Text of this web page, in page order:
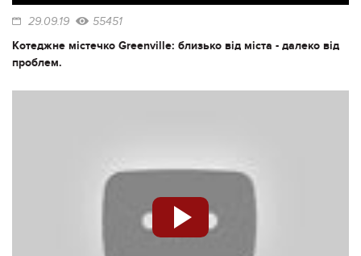
29.09.19 55451
Котеджне містечко Greenville: близько від міста - далеко від
проблем.